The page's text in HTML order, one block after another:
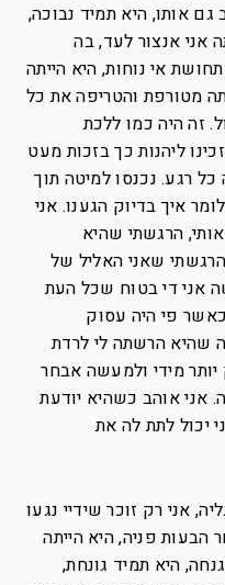
אותו, היא תמיד נבוכה,
אני אנצור לעד, בה
אי נוחות, היא הייתה
מטורפת והטריפה את כל
זה היה כמו ללכת
ליהנות כך בזכות מעט
רגע. נכנסו למיטה תוך
איך בדיוק הגענו. אני
הרגשתי שהיא
שאני האליל של
אני די בטוח שכל העת
פי היה עסוק
שהיא הרשתה לי לרדת
מידי ולמעשה אבחר
אני אוהב כשהיא יודעת
יכול לתת לה את
אני רק זוכר שידיי נגעו
הבעות פניה, היא הייתה
היא תמיד גונחת,